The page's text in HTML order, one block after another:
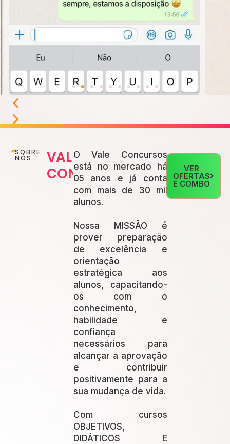
SOBRE
NÓS
VALE
CONCURSOS
O Vale Concursos
está no mercado há
05 anos e já conta
com mais de 30 mil
alunos.
Nossa MISSÃO é
prover preparação
de excelência e
orientação
estratégica aos
alunos, capacitando-
os com o
conhecimento,
habilidade e
confiança
necessários para
alcançar a aprovação
e contribuir
positivamente para a
sua mudança de vida.
Com cursos
OBJETIVOS,
DIDÁTICOS E
VER
OFERTAS
E COMBO